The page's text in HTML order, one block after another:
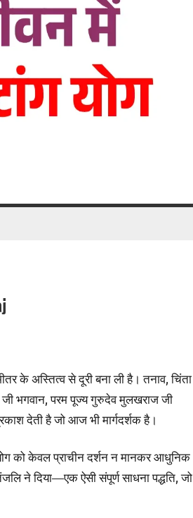
के अस्तित्व से दूरी बना ली है। तनाव, चिंता
भगवान, परम पूज्य गुरुदेव मुलखराज जी
देती है जो आज भी मार्गदर्शक है।
को केवल प्राचीन दर्शन न मानकर आधुनिक
ने दिया—एक ऐसी संपूर्ण साधना पद्धति, जो